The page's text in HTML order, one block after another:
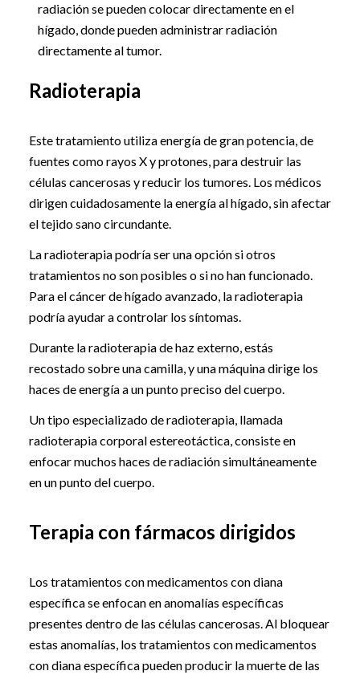
radiación se pueden colocar directamente en el
hígado, donde pueden administrar radiación
directamente al tumor.
Radioterapia
Este tratamiento utiliza energía de gran potencia, de
fuentes como rayos X y protones, para destruir las
células cancerosas y reducir los tumores. Los médicos
dirigen cuidadosamente la energía al hígado, sin afectar
el tejido sano circundante.
La radioterapia podría ser una opción si otros
tratamientos no son posibles o si no han funcionado.
Para el cáncer de hígado avanzado, la radioterapia
podría ayudar a controlar los síntomas.
Durante la radioterapia de haz externo, estás
recostado sobre una camilla, y una máquina dirige los
haces de energía a un punto preciso del cuerpo.
Un tipo especializado de radioterapia, llamada
radioterapia corporal estereotáctica, consiste en
enfocar muchos haces de radiación simultáneamente
en un punto del cuerpo.
Terapia con fármacos dirigidos
Los tratamientos con medicamentos con diana
específica se enfocan en anomalías específicas
presentes dentro de las células cancerosas. Al bloquear
estas anomalías, los tratamientos con medicamentos
con diana específica pueden producir la muerte de las